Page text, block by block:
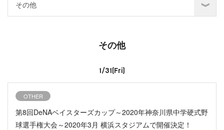
その他
1/31(Fri)
OTHER
第8回DeNAベイスターズカップ～2020年神奈川県中学硬式野
球選手権大会～2020年3月 横浜スタジアムで開催決定！